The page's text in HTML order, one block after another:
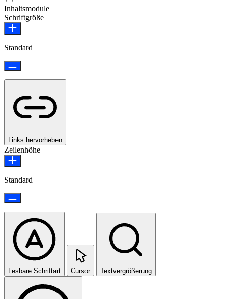
Inhaltsmodule
Schriftgröße
Standard
Links hervorheben
Zeilenhöhe
Standard
Lesbare Schriftart Cursor Textvergrößerung